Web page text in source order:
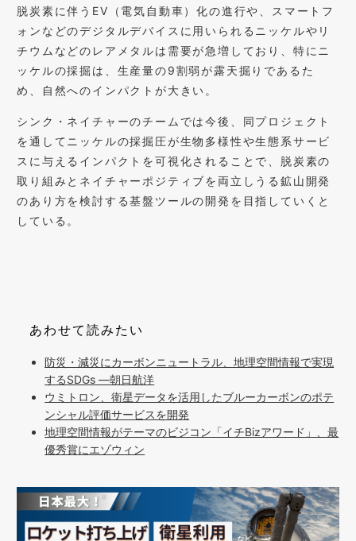
脱炭素に伴うEV（電気自動車）化の進行や、スマートフ
ォンなどのデジタルデバイスに用いられるニッケルやリ
チウムなどのレアメタルは需要が急増しており、特にニ
ッケルの採掘は、生産量の9割弱が露天掘りであるた
め、自然へのインパクトが大きい。
シンク・ネイチャーのチームでは今後、同プロジェクト
を通してニッケルの採掘圧が生物多様性や生態系サービ
スに与えるインパクトを可視化されることで、脱炭素の
取り組みとネイチャーポジティブを両立しうる鉱山開発
のあり方を検討する基盤ツールの開発を目指していくと
している。
あわせて読みたい
防災・減災にカーボンニュートラル、地理空間情報で実現
するSDGs ―朝日航洋
ウミトロン、衛星データを活用したブルーカーボンのポテ
ンシャル評価サービスを開発
地理空間情報がテーマのビジコン「イチBizアワード」、最
優秀賞にエゾウィン